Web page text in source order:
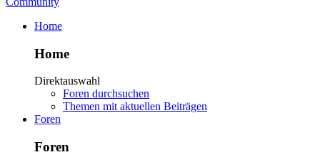
Home
Home
Direktauswahl
Foren durchsuchen
Themen mit aktuellen Beiträgen
Foren
Foren